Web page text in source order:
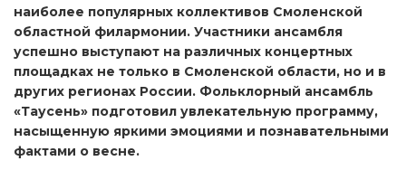
наиболее популярных коллективов Смоленской
областной филармонии. Участники ансамбля
успешно выступают на различных концертных
площадках не только в Смоленской области, но и в
других регионах России. Фольклорный ансамбль
«Таусень» подготовил увлекательную программу,
насыщенную яркими эмоциями и познавательными
фактами о весне.